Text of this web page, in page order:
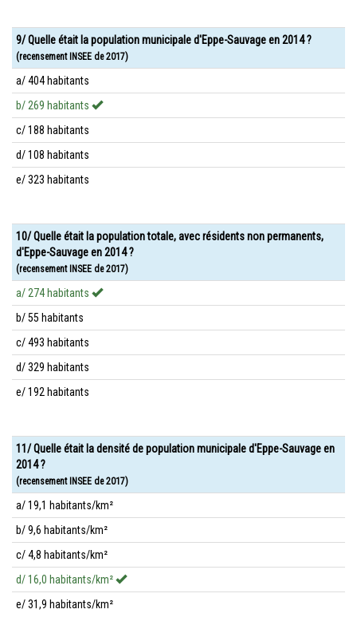
9/ Quelle était la population municipale d'Eppe-Sauvage en 2014 ?
(recensement INSEE de 2017)
a/ 404 habitants
b/ 269 habitants
c/ 188 habitants
d/ 108 habitants
e/ 323 habitants
10/ Quelle était la population totale, avec résidents non permanents,
d'Eppe-Sauvage en 2014 ?
(recensement INSEE de 2017)
a/ 274 habitants
b/ 55 habitants
c/ 493 habitants
d/ 329 habitants
e/ 192 habitants
11/ Quelle était la densité de population municipale d'Eppe-Sauvage en
2014 ?
(recensement INSEE de 2017)
a/ 19,1 habitants/km²
b/ 9,6 habitants/km²
c/ 4,8 habitants/km²
d/ 16,0 habitants/km²
e/ 31,9 habitants/km²